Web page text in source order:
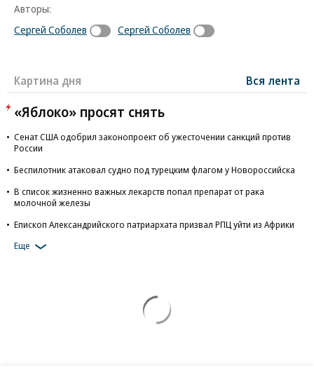
Авторы:
Сергей Соболев
Сергей Соболев
Картина дня Вся лента
«Яблоко» просят снять
Сенат США одобрил законопроект об ужесточении санкций против
России
Беспилотник атаковал судно под турецким флагом у Новороссийска
В список жизненно важных лекарств попал препарат от рака
молочной железы
Епископ Александрийского патриархата призвал РПЦ уйти из Африки
Еще